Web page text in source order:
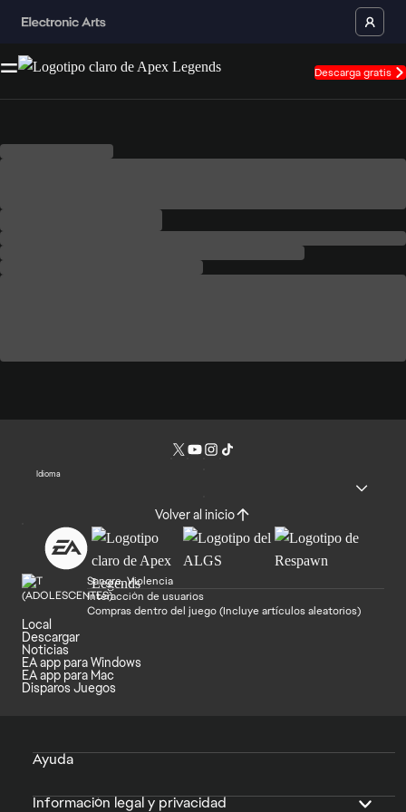
Descarga gratis
Idioma
Volver al inicio
Sangre, Violencia
Interacción de usuarios
Compras dentro del juego (Incluye artículos aleatorios)
Local
Descargar
Noticias
EA app para Windows
EA app para Mac
Disparos Juegos
Ayuda
Información legal y privacidad